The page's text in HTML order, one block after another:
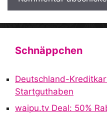
A
n
t
Schnäppchen
Deutschland-
Startguthaben
waipu.tv Deal: 50%